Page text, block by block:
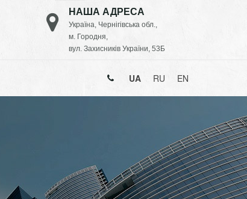
НАША АДРЕСА
Україна, Чернігівська обл.,
м. Городня,
вул. Захисників України, 53Б
UA RU EN